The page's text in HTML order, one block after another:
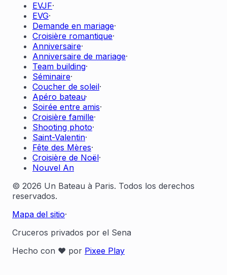
EVJF·
EVG·
Demande en mariage·
Croisière romantique·
Anniversaire·
Anniversaire de mariage·
Team building·
Séminaire·
Coucher de soleil·
Apéro bateau·
Soirée entre amis·
Croisière famille·
Shooting photo·
Saint-Valentin·
Fête des Mères·
Croisière de Noël·
Nouvel An
© 2026 Un Bateau à Paris. Todos los derechos
reservados.
Mapa del sitio·
Cruceros privados por el Sena
Hecho con ❤️ por Pixee Play